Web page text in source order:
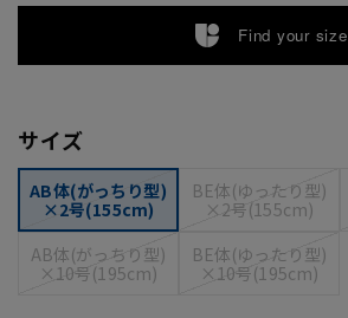
Find your size
サイズ
AB体(がっちり型)
×2号(155cm)
BE体(ゆったり型)
×2号(155cm)
AB体(がっちり型)
×10号(195cm)
BE体(ゆったり型)
×10号(195cm)